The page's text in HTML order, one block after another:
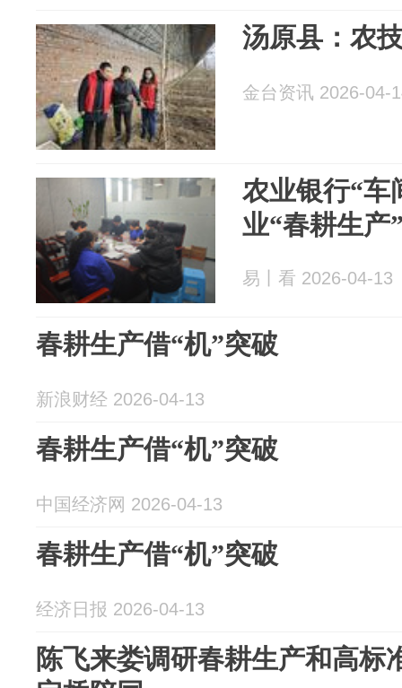
汤原县：农
金台资讯 2026-04-
农业银行“车
业“春耕生产
易丨看 2026-04-13
春耕生产借“机”突破
新浪财经 2026-04-13
春耕生产借“机”突破
中国经济网 2026-04-13
春耕生产借“机”突破
经济日报 2026-04-13
陈飞来娄调研春耕生产和高标